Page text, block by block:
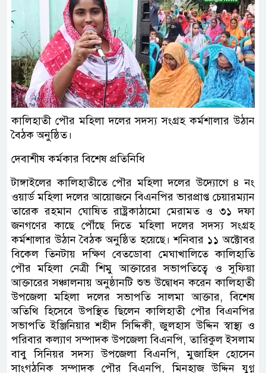
কালিহাতী পৌর মহিলা দলের সদস্য সংগ্রহ কর্মশালার উঠান
বৈঠক অনুষ্ঠিত।
দেবাশীষ কর্মকার বিশেষ প্রতিনিধি
টাঙ্গাইলের কালিহাতীতে পৌর মহিলা দলের উদ্যোগে ৪ নং
ওয়ার্ড মহিলা দলের আয়োজনে বিএনপির ভারপ্রাপ্ত চেয়ারম্যান
তারেক রহমান ঘোষিত রাষ্ট্রকাঠামো মেরামত ও ৩১ দফা
জনগণের কাছে পৌঁছে দিতে মহিলা দলের সদস্য সংগ্রহ
কর্মশালার উঠান বৈঠক অনুষ্ঠিত হয়েছে। শনিবার ১১ অক্টোবর
বিকেল তিনটায় দক্ষিণ বেতডোবা মেঘাখালিতে কালিহাতি
পৌর মহিলা নেত্রী শিমু আক্তারের সভাপতিত্বে ও সুফিয়া
আক্তারের সঞ্চালনায় অনুষ্ঠানটি শুভ উদ্বোধন করেন কালিহাতী
উপজেলা মহিলা দলের সভাপতি সালমা আক্তার, বিশেষ
অতিথি হিসেবে উপস্থিত ছিলেন কালিহাতী পৌর বিএনপির
সভাপতি ইঞ্জিনিয়ার শহীদ সিদ্দিকী, জুলহাস উদ্দিন স্বাস্থ্য ও
পরিবার কল্যাণ সম্পাদক উপজেলা বিএনপি, তারিকুল ইসলাম
বাবু সিনিয়র সদস্য উপজেলা বিএনপি, মুজাহিদ হোসেন
সাংগঠনিক সম্পাদক পৌর বিএনপি, মিনহাজ উদ্দিন যুগ্ন